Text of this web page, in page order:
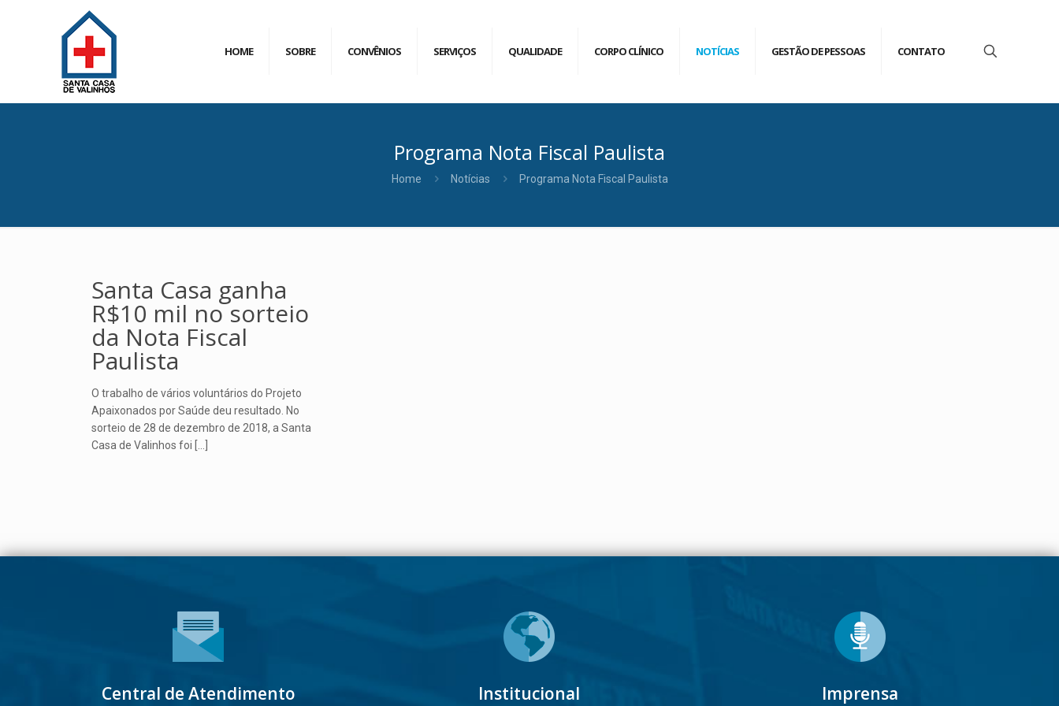
HOME SOBRE CONVÊNIOS SERVIÇOS QUALIDADE CORPO CLÍNICO NOTÍCIAS GESTÃO DE PESSOAS CONTATO
Programa Nota Fiscal Paulista
Home Notícias Programa Nota Fiscal Paulista
Santa Casa ganha
R$10 mil no sorteio
da Nota Fiscal
Paulista
O trabalho de vários voluntários do Projeto
Apaixonados por Saúde deu resultado. No
sorteio de 28 de dezembro de 2018, a Santa
Casa de Valinhos foi
Central de Atendimento Institucional Imprensa